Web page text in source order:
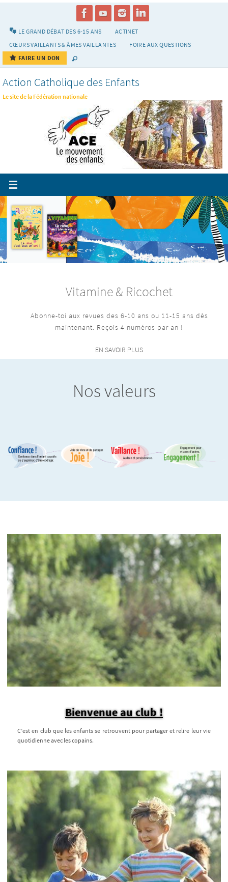
LE GRAND DÉBAT DES 6-15 ANS
ACTINET
CŒURS VAILLANTS & ÂMES VAILLANTES
FOIRE AUX QUESTIONS
FAIRE UN DON
Action Catholique des Enfants
Le site de la Fédération nationale
Vitamine & Ricochet
Abonne-toi aux revues des 6-10 ans ou 11-15 ans dès
maintenant. Reçois 4 numéros par an !
EN SAVOIR PLUS
Nos valeurs
Bienvenue au club !
C’est en club que les enfants se retrouvent pour partager et relire leur vie
quotidienne avec les copains.